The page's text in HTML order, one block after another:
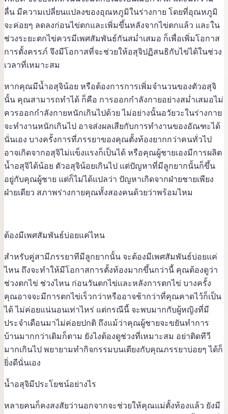
ลื่น มีความเปลี่ยนแปลงของอุณหภูมิในร่างกาย โดยที่อุณหภูมิ
จะค่อยๆ ลดลงก่อนไข่ตกและเพิ่มขึ้นหลังจากไข่ตกแล้ว และใน
ช่วงระยะตกไข่ควรมีเพศสัมพันธ์กันสม่ำเสมอ ก็เพื่อเพิ่มโอกาส
การตั้งครรภ์ จึงมีโอกาสที่จะช่วยให้อสุจิปฏิสนธิกับไข่ได้ในช่วง
เวลาที่เหมาะสม
หากคุณมีน้ำอสุจิน้อย หรือต้องการการเพิ่มจำนวนของตัวอสุจิ
นั้น คุณสามารถทำได้ ก็คือ การออกกำลังกายอย่างสม่ำเสมอไม่
ควรออกกำลังกายหนักเกินไปด้วย ไม่อย่างนั้นอวัยวะในร่างกาย
จะทำงานหนักเกินไป อาจส่งผลเสียกับการทำงานของอัณฑะได้
นั่นเอง บางครั้งการที่ภรรยาของคุณตั้งท้องยากกว่าคนทั่วไป
อาจเกิดจากอสุจิไม่เเข็งเเรงก็เป็นได้ หรือคุณผู้ชายเองมีการผลิต
น้ำอสุจิได้น้อย ตัวอสุจิน้อยเกินไป แต่ปัญหาที่มีลูกยากนั้นก็ขึ้น
อยู่กับคุณผู้ชาย แต่ก็ไม่ได้แปลว่า ปัญหาเกิดจากฝ่ายชายเพียง
ฝ่ายเดียว สภาพร่างกายคุณทั้งสองคนด้วยว่าพร้อมไหม
ต้องมีเพศสัมพันธ์บ่อยแค่ไหน
สำหรับคู่สามีภรรยาทีมีลูกยากนั้น จะต้องมีเพศสัมพันธ์บ่อยแค่
ไหน ถึงจะทำให้มีโอกาสการตั้งท้องมากขึ้นกว่านี้ คุณต้องดูว่า
ช่วงตกไข่ ช่วงไหน ก่อนวันตกไข่เเละหลังการตกไข่ บางครั้ง
คุณอาจจะมีการตกไข่เร็วกว่าหรืออาจช้ากว่าที่คุณคาดไว้ก็เป็น
ได้ ไม่ค่อยแน่นอนเท่าไหร่ แต่กรณีนี้ จะพบมากกับผู้หญิงที่มี
ประจำเดือนมาไม่ค่อยปกติ ถึงแม้ว่าคุณผู้ชายจะขยันทำการ
บ้านมากกว่าเดิมก็ตาม ยังไงต้องดูช่วงที่เหมาะสม อย่าติดทีวี
มากเกินไป พยายามทำกิจกรรมบนเตียงกับคุณภรรยาบ่อยๆ ได้ก็
ยิ่งดีนั่นเอง
น้ำอสุจิมีประโยชน์อย่างไร
หลายคนก็คงสงสัยว่านอกจากจะช่วยให้คุณแม่ตั้งท้องแล้ว ยังมี